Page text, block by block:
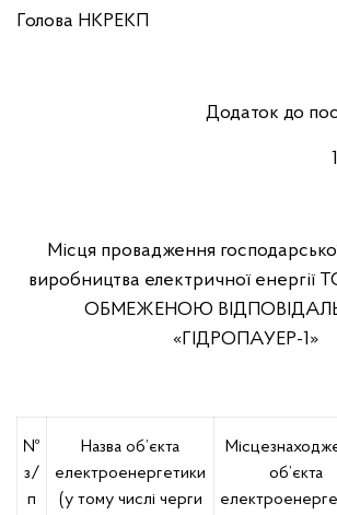
Голова НКРЕКП
Додаток до
Місця провадження господарської
виробництва електричної
ОБМЕЖЕНОЮ
«ГІДРОПАУЕР-1»
№
з/
п
Назва об’єкта
електроенергетики
(у тому числі черги
об’єкта